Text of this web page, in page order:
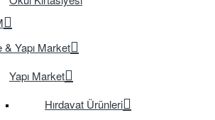
& Yapı Market
Yapı Market
Hırdavat Ürünleri